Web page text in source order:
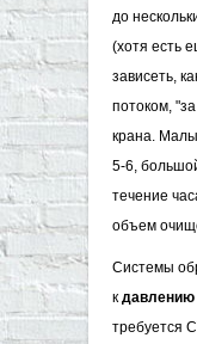
до
(хотя есть
зависеть,
потоком,
крана.
5-6,
течение
объем
Системы
к
требуется